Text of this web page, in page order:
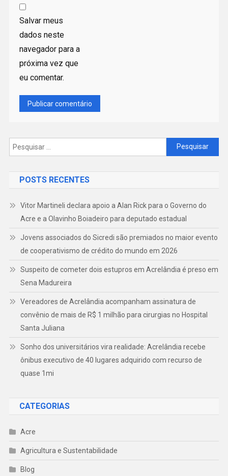
Salvar meus
dados neste
navegador para a
próxima vez que
eu comentar.
Pesquisar
por:
POSTS RECENTES
Vitor Martineli declara apoio a Alan Rick para o Governo do
Acre e a Olavinho Boiadeiro para deputado estadual
Jovens associados do Sicredi são premiados no maior evento
de cooperativismo de crédito do mundo em 2026
Suspeito de cometer dois estupros em Acrelândia é preso em
Sena Madureira
Vereadores de Acrelândia acompanham assinatura de
convênio de mais de R$ 1 milhão para cirurgias no Hospital
Santa Juliana
Sonho dos universitários vira realidade: Acrelândia recebe
ônibus executivo de 40 lugares adquirido com recurso de
quase 1mi
CATEGORIAS
Acre
Agricultura e Sustentabilidade
Blog